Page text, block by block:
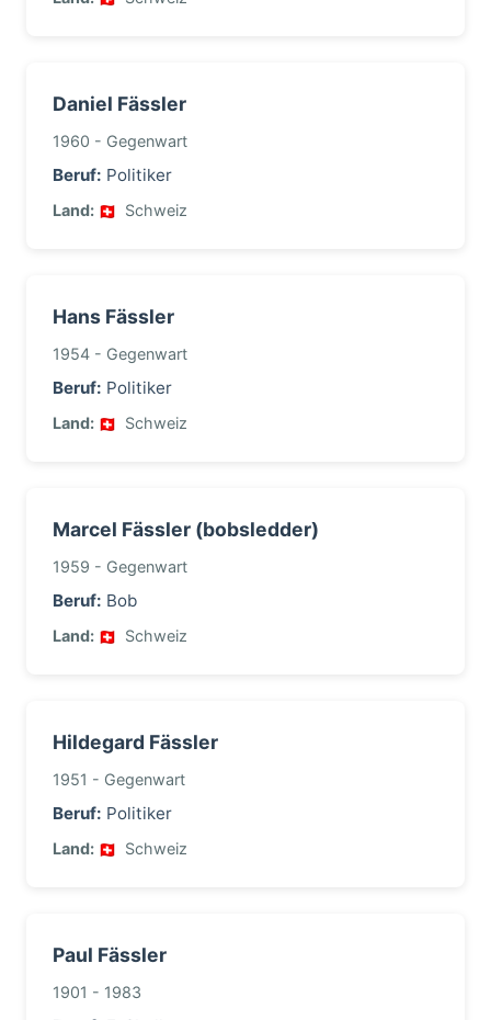
Daniel Fässler
1960 - Gegenwart
Beruf: Politiker
Land: Schweiz
Hans Fässler
1954 - Gegenwart
Beruf: Politiker
Land: Schweiz
Marcel Fässler (bobsledder)
1959 - Gegenwart
Beruf: Bob
Land: Schweiz
Hildegard Fässler
1951 - Gegenwart
Beruf: Politiker
Land: Schweiz
Paul Fässler
1901 - 1983